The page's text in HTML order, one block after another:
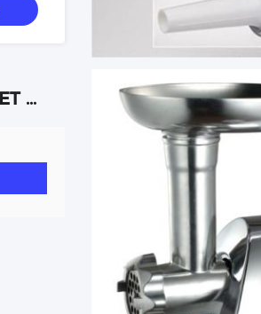
NEEM CONTACT MET ONS OP